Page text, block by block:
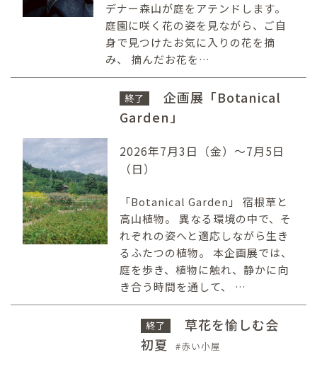
デナー森山が庭をアテンドします。
庭園に咲く花の姿を見ながら、ご自
身で見つけたお気に入りの花を摘
み、 摘んだお花を…
終了
企画展「Botanical
Garden」
2026年7月3日（金）〜7月5日
（日）
「Botanical Garden」 宿根草と
高山植物。 異なる環境の中で、そ
れぞれの姿へと適応しながら生き
るふたつの植物。 本企画展では、
庭を歩き、植物に触れ、静かに向
き合う時間を通して、 …
終了
草花を愉しむ会
初夏
赤い小屋